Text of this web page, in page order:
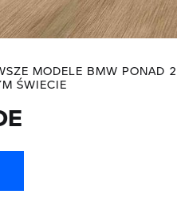
MODELE BMW PONAD
ŚWIECIE